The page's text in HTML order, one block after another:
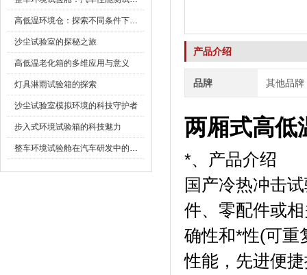
高低温环境仓：探索不同条件下的科学奥秘
沙尘试验室的探秘之旅
高低温老化箱的多维应用与意义
灯具淋雨试验箱的探索
沙尘试验室模拟环境的科技守护者
步入式环境试验箱的科技魅力
整车环境试验舱在汽车研发中的作用
产品介绍
品牌 其他品牌
两厢式高低
*、产品介绍
国产冷热冲击试
件、零配件
确性和*性(可重
性能，先进